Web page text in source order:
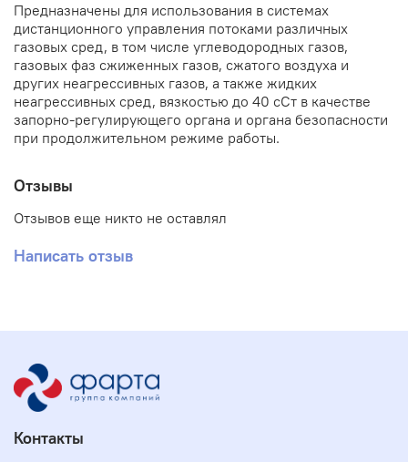
Предназначены для использования в системах
дистанционного управления потоками различных
газовых сред, в том числе углеводородных газов,
газовых фаз сжиженных газов, сжатого воздуха и
других неагрессивных газов, а также жидких
неагрессивных сред, вязкостью до 40 сСт в качестве
запорно-регулирующего органа и органа безопасности
при продолжительном режиме работы.
Отзывы
Отзывов еще никто не оставлял
Написать отзыв
Контакты